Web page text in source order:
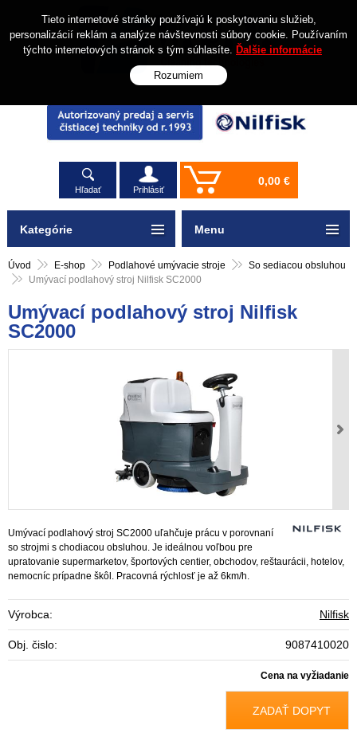
Hľadať Prihlásiť
0,00 €
Úvod E-shop Podlahové umývacie stroje
So sediacou obsluhou
Umývací podlahový stroj Nilfisk SC2000
Umývací podlahový stroj Nilfisk
SC2000
Umývací podlahový stroj SC2000 uľahčuje prácu v porovnaní
so strojmi s chodiacou obsluhou. Je ideálnou voľbou pre
upratovanie supermarketov, športových centier, obchodov, reštaurácii, hotelov,
nemocníc prípadne škôl. Pracovná rýchlosť je až 6km/h.
Výrobca: Nilfisk
Obj. čislo: 9087410020
Cena na vyžiadanie
ZADAŤ DOPYT
Kategórie Menu
Tieto internetové stránky používajú k poskytovaniu služieb,
personalizácií reklám a analýze návštevnosti súbory cookie. Používaním
týchto internetových stránok s tým súhlasíte. Ďalšie informácie
Rozumiem